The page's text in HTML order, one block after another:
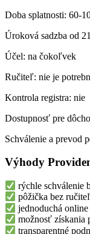
Doba splatnosti: 60-
Úroková sadzba od
Účel: na čokoľvek
Ručiteľ: nie je
Kontrola registra: nie
Dostupnosť pre
Schválenie a prevod
Výhody
rýchle schválenie
pôžička bez
jednoduchá
možnosť získania
transparentné